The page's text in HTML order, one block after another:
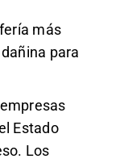
más
para
Estado
Los